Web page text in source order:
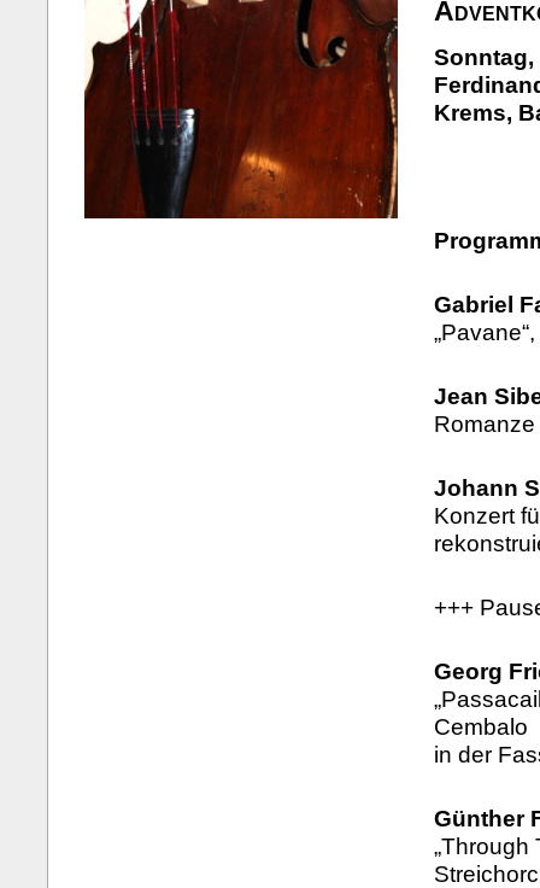
Sonntag,
Krems,
Gabriel
Jean
Johann
Konzert
+++
Georg
Cembalo
in der
Günther
„Through